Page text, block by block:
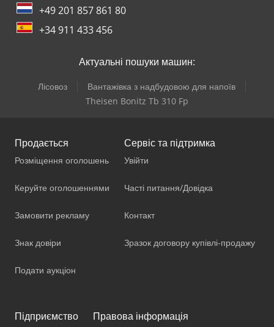
+49 201 857 861 80
+34 911 433 456
Актуальні пошуки машин:
Лісовоз
Вантажівка з надбудовою для напоїв
Theisen Bonitz Tb 310 Fp
Продається
Розміщення оголошень
Керуйте оголошеннями
Замовити рекламу
Знак довіри
Подати аукціон
Сервіс та підтримка
Увійти
Часті питання/Довідка
Контакт
Зразок договору купівлі-продажу
Підприємство Правова інформація